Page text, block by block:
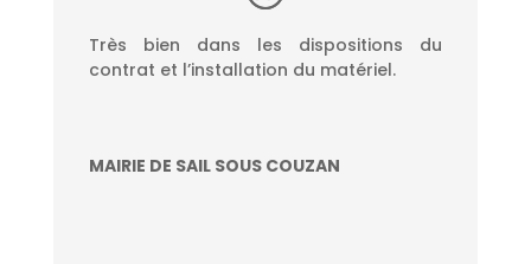
Très bien dans les dispositions du
contrat et l’installation du matériel.
MAIRIE DE SAIL SOUS COUZAN